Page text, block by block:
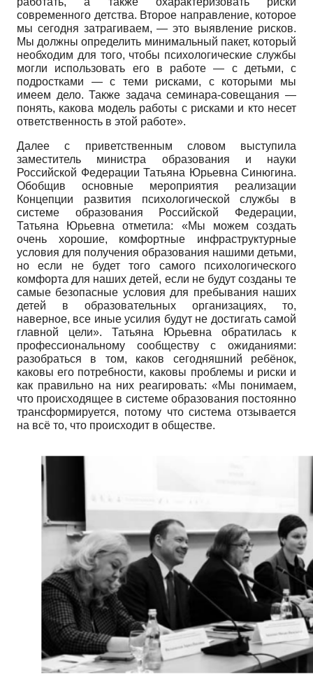
современного детства. Второе направление, которое
мы сегодня затрагиваем, — это выявление рисков.
Мы должны определить минимальный пакет, который
необходим для того, чтобы психологические службы
могли использовать его в работе — с детьми, с
подростками — с теми рисками, с которыми мы
имеем дело. Также задача семинара-совещания —
понять, какова модель работы с рисками и кто несет
ответственность в этой работе».
Далее с приветственным словом выступила
заместитель министра образования и науки
Российской Федерации Татьяна Юрьевна Синюгина.
Обобщив основные мероприятия реализации
Концепции развития психологической службы в
системе образования Российской Федерации,
Татьяна Юрьевна отметила: «Мы можем создать
очень хорошие, комфортные инфраструктурные
условия для получения образования нашими детьми,
но если не будет того самого психологического
комфорта для наших детей, если не будут созданы те
самые безопасные условия для пребывания наших
детей в образовательных организациях, то,
наверное, все иные усилия будут не достигать самой
главной цели». Татьяна Юрьевна обратилась к
профессиональному сообществу с ожиданиями:
разобраться в том, каков сегодняшний ребёнок,
каковы его потребности, каковы проблемы и риски и
как правильно на них реагировать: «Мы понимаем,
что происходящее в системе образования постоянно
трансформируется, потому что система отзывается
на всё то, что происходит в обществе.